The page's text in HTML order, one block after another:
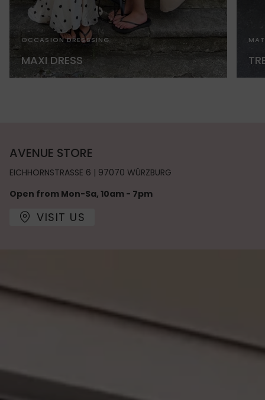
OCCASION DRESSSING
MAXI DRESS
AVENUE STORE
EICHHORNSTRASSE 6 | 97070 WÜRZBURG
Open from Mon-Sa, 10am - 7pm
VISIT US